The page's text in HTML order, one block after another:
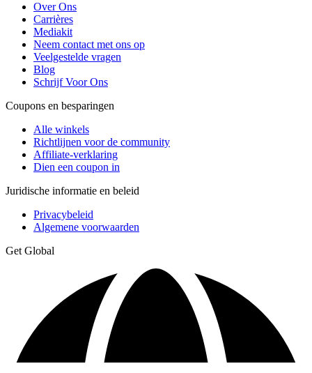
Over Ons
Carrières
Mediakit
Neem contact met ons op
Veelgestelde vragen
Blog
Schrijf Voor Ons
Coupons en besparingen
Alle winkels
Richtlijnen voor de community
Affiliate-verklaring
Dien een coupon in
Juridische informatie en beleid
Privacybeleid
Algemene voorwaarden
Get Global